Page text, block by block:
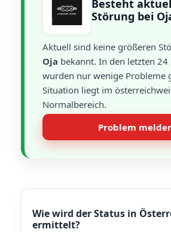
Besteht
Störung bei
Aktuell sind keine größeren
Oja bekannt. In den letzten 24
wurden nur wenige Probleme
Situation liegt im
Normalbereich.
Problem
Wie wird der Status in
ermittelt?